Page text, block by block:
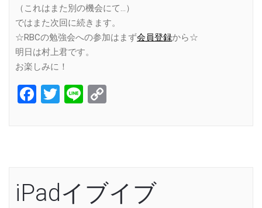
（これはまた別の機会にて…）
ではまた次回に続きます。
☆RBCの勉強会への参加はまず会員登録から☆
明日は村上君です。
お楽しみに！
Facebook
Twitter
Line
iPadイブイブ